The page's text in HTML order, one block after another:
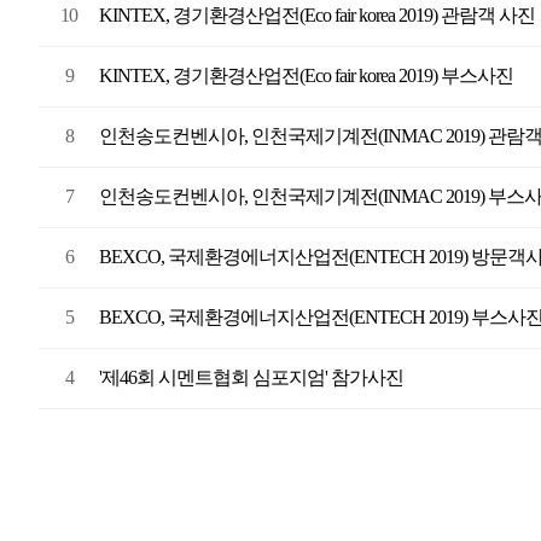
10 KINTEX, 경기환경산업전(Eco fair korea 2019) 관람객 사진
9 KINTEX, 경기환경산업전(Eco fair korea 2019) 부스사진
8 인천송도컨벤시아, 인천국제기계전(INMAC 2019) 관람
7 인천송도컨벤시아, 인천국제기계전(INMAC 2019) 부스
6 BEXCO, 국제환경에너지산업전(ENTECH 2019) 방문객
5 BEXCO, 국제환경에너지산업전(ENTECH 2019) 부스사진
4 '제46회 시멘트협회 심포지엄' 참가사진